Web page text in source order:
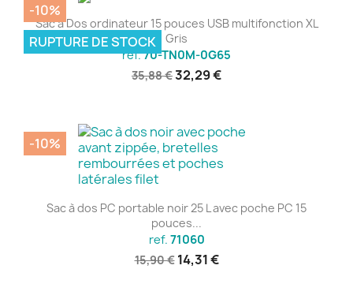
Sac à Dos ordinateur 15 pouces USB multifonction XL
Gris
ref.70-TN0M-0G65
35,88 €32,29 €
-10%
RUPTURE DE STOCK
Sac à dos PC portable noir 25 L avec poche PC 15
pouces...
ref. 71060
15,90 € 14,31 €
-10%